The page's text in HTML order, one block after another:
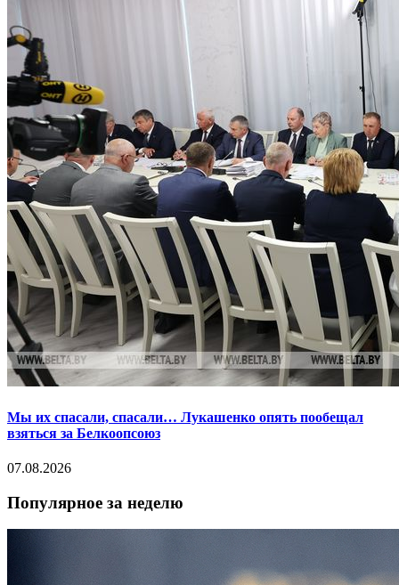
Мы их спасали, спасали… Лукашенко опять пообещал
взяться за Белкоопсоюз
07.08.2026
Популярное за неделю